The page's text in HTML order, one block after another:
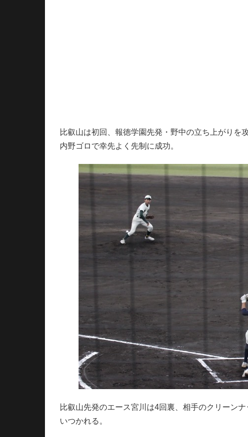
比叡山は初回、報徳学園先発・野中の立ち上がりを
内野ゴロで幸先よく先制に成功。
比叡山先発のエース宮川は4回裏、相手のクリーン
いつかれる。